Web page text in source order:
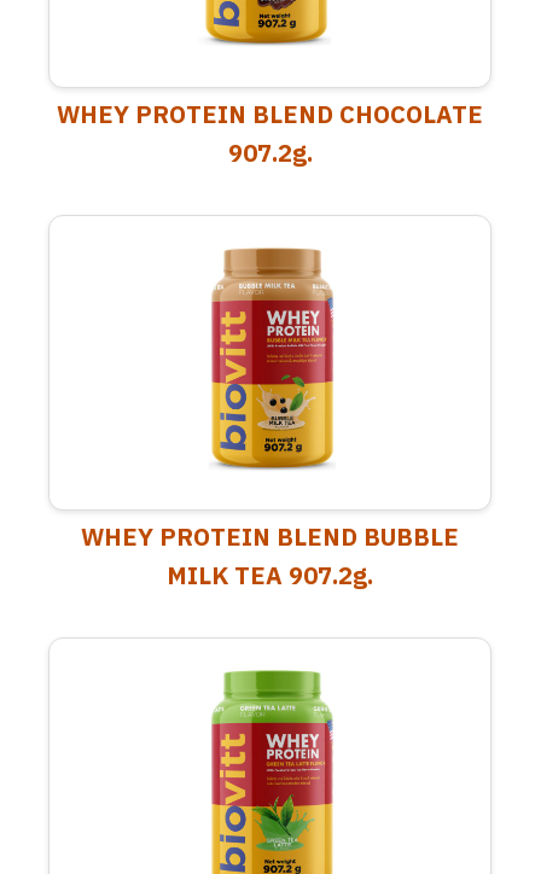
WHEY PROTEIN BLEND CHOCOLATE
907.2g.
WHEY PROTEIN BLEND BUBBLE
MILK TEA 907.2g.